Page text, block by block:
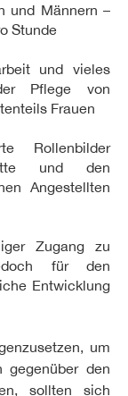
und Männern –
Stunde
und vieles
Pflege von
Frauen
Rollenbilder
und den
Angestellten
Zugang zu
für den
Entwicklung
um
gegenüber den
sollten sich